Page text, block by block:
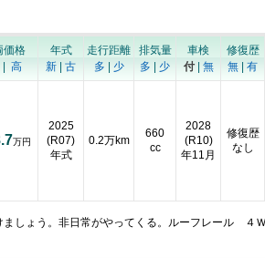
価格
高
年式
新
古
走行距離
多
少
排気量
多
少
車検
付| 無
修復歴
無
有
万円
2025
(R07)
年式
0.2万km
660
cc
2028
(R10)
年11月
修復歴
なし
ましょう。非日常がやってくる。ルーフレール ４